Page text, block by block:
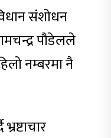
संशोधन
पौडेलले
नम्बरमा नै